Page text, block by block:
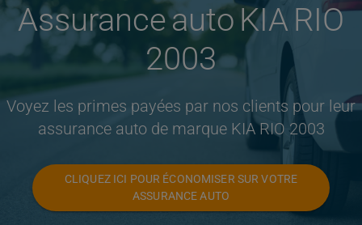
Assurance auto KIA RIO
2003
Voyez les primes payées par nos clients pour leur
assurance auto de marque KIA RIO 2003
CLIQUEZ ICI POUR ÉCONOMISER SUR VOTRE
ASSURANCE AUTO